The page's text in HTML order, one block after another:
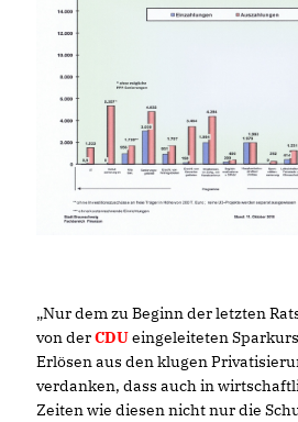
Nur dem zu Beginn der letzten
von derCDUeingeleiteten
Erlösen aus den klugen
verdanken, dass auch in
Zeiten wie diesen nicht nur die